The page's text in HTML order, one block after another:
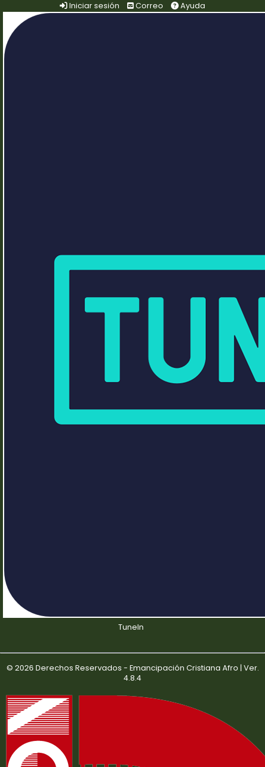
Iniciar sesión Correo Ayuda
TuneIn
© 2026 Derechos Reservados - Emancipación Cristiana Afro | Ver.
4.8.4